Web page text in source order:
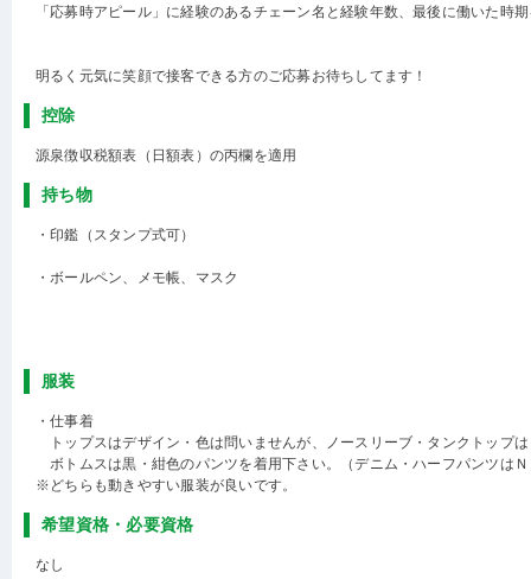
「応募時アピール」に経験のあるチェーン名と経験年数、最後に働いた時
明るく元気に笑顔で接客できる方のご応募お待ちしてます！
控除
源泉徴収税額表（日額表）の丙欄を適用
持ち物
・印鑑（スタンプ式可）
・ボールペン、メモ帳、マスク
服装
・仕事着
トップスはデザイン・色は問いませんが、ノースリーブ・タンクトップ
ボトムスは黒・紺色のパンツを着用下さい。（デニム・ハーフパンツは
※どちらも動きやすい服装が良いです。
希望資格・必要資格
なし